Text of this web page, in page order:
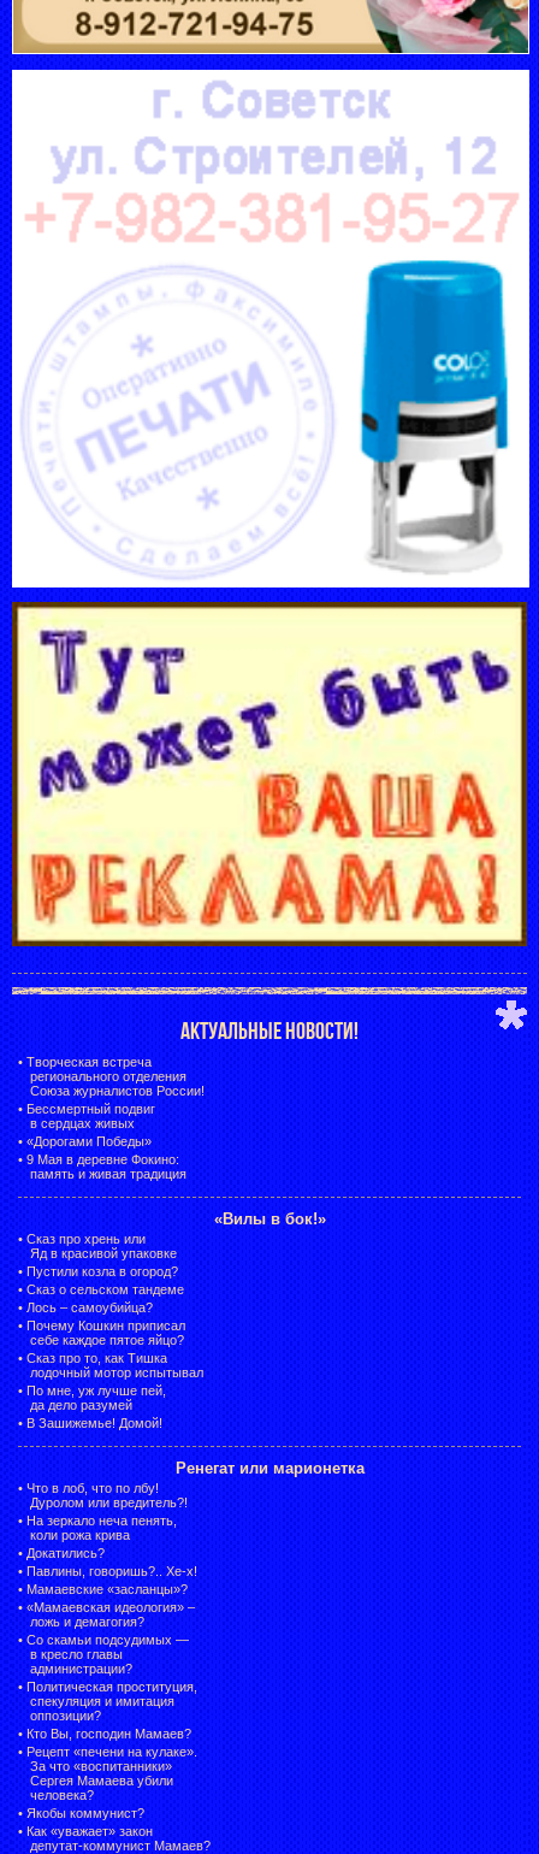
АКТУАЛЬНЫЕ НОВОСТИ!
• Творческая встреча
регионального отделения
Союза журналистов России!
• Бессмертный подвиг
в сердцах живых
• «Дорогами Победы»
• 9 Мая в деревне Фокино:
память и живая традиция
«Вилы в бок!»
• Сказ про хрень или
Яд в красивой упаковке
• Пустили козла в огород?
• Сказ о сельском тандеме
• Лось – самоубийца?
• Почему Кошкин приписал
себе каждое пятое яйцо?
• Сказ про то, как Тишка
лодочный мотор испытывал
• По мне, уж лучше пей,
да дело разумей
• В Зашижемье! Домой!
Ренегат или марионетка
• Что в лоб, что по лбу!
Дуролом или вредитель?!
• На зеркало неча пенять,
коли рожа крива
• Докатились?
• Павлины, говоришь?.. Хе-х!
• Мамаевские «засланцы»?
• «Мамаевская идеология» –
ложь и демагогия?
• Со скамьи подсудимых —
в кресло главы
администрации?
• Политическая проституция,
спекуляция и имитация
оппозиции?
• Кто Вы, господин Мамаев?
• Рецепт «печени на кулаке».
За что «воспитанники»
Сергея Мамаева убили
человека?
• Якобы коммунист?
• Как «уважает» закон
депутат-коммунист Мамаев?